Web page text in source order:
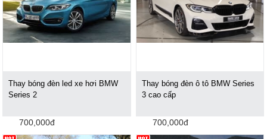
Thay bóng đèn led xe hơi BMW
Series 2
700,000đ
Thay bóng đèn ô tô BMW Series
3 cao cấp
700,000đ